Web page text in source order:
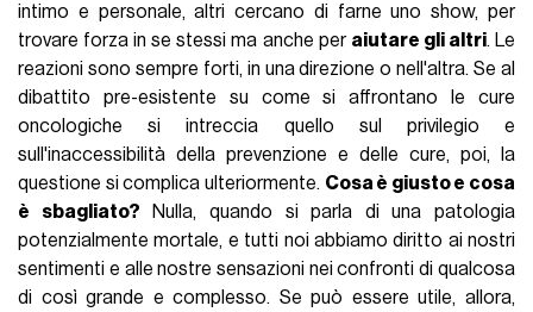
intimo e personale, altri cercano di farne uno show, per
trovare forza in se stessi ma anche per aiutare gli altri. Le
reazioni sono sempre forti, in una direzione o nell'altra. Se al
dibattito pre-esistente su come si affrontano le cure
oncologiche si intreccia quello sul privilegio e
sull'inaccessibilità della prevenzione e delle cure, poi, la
questione si complica ulteriormente. Cosa è giusto e cosa
è sbagliato? Nulla, quando si parla di una patologia
potenzialmente mortale, e tutti noi abbiamo diritto ai nostri
sentimenti e alle nostre sensazioni nei confronti di qualcosa
di così grande e complesso. Se può essere utile, allora,